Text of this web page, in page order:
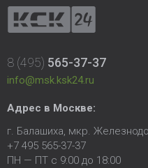
8 (495) 565-37-37
info@msk.ksk24.ru
Адрес в Москве:
г. Балашиха, мкр.
+7 495 565-37-37
ПН — ПТ с 9:00 до 18:00